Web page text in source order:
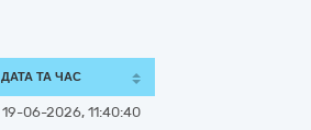
ДАТА ТА ЧАС
19-06-2026, 11:40:40